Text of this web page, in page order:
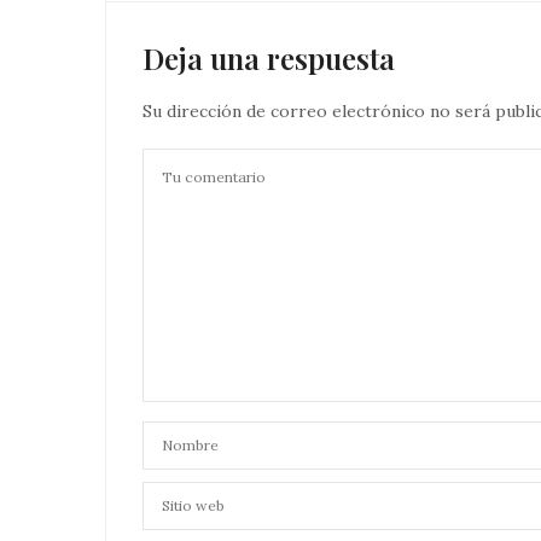
Deja una respuesta
Su dirección de correo electrónico no será